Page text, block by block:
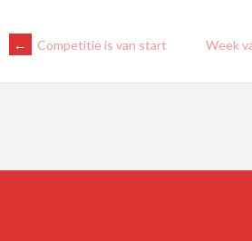
BERICHTNAVIGATIE
← Competitie is van start Week